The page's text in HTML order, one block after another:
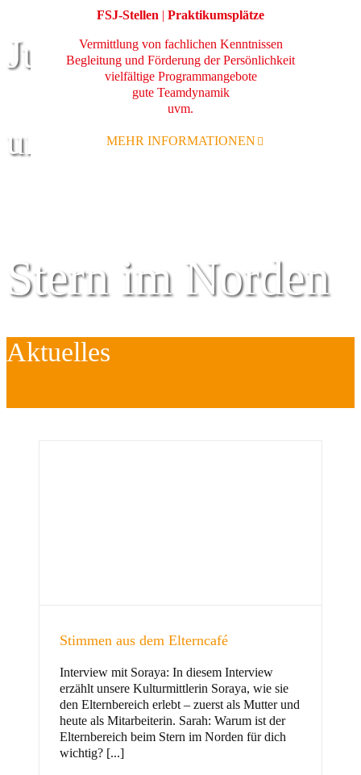
Jugend
und Familie
Stern im Norden
Zentrum für
und Familie
FSJ-Stellen | Praktikumsplätze
Vermittlung von fachlichen Kenntnissen
Begleitung und Förderung der Persönlichkeit
vielfältige Programmangebote
gute Teamdynamik
uvm.
MEHR INFORMATIONEN
Aktuelles
Stimmen aus dem Elterncafé
Interview mit Soraya: In diesem Interview
erzählt unsere Kulturmittlerin Soraya, wie sie
den Elternbereich erlebt – zuerst als Mutter und
heute als Mitarbeiterin. Sarah: Warum ist der
Elternbereich beim Stern im Norden für dich
wichtig? [...]